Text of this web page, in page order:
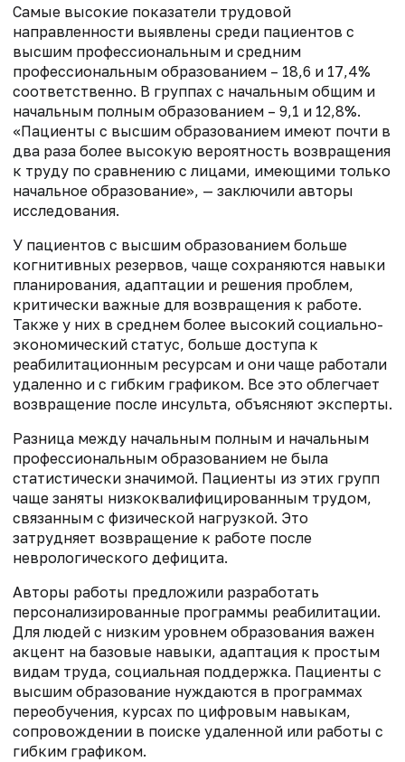
Самые высокие показатели трудовой
направленности выявлены среди пациентов с
высшим профессиональным и средним
профессиональным образованием – 18,6 и 17,4%
соответственно. В группах с начальным общим и
начальным полным образованием – 9,1 и 12,8%.
«Пациенты с высшим образованием имеют почти в
два раза более высокую вероятность возвращения
к труду по сравнению с лицами, имеющими только
начальное образование», — заключили авторы
исследования.
У пациентов с высшим образованием больше
когнитивных резервов, чаще сохраняются навыки
планирования, адаптации и решения проблем,
критически важные для возвращения к работе.
Также у них в среднем более высокий социально-
экономический статус, больше доступа к
реабилитационным ресурсам и они чаще работали
удаленно и с гибким графиком. Все это облегчает
возвращение после инсульта, объясняют эксперты.
Разница между начальным полным и начальным
профессиональным образованием не была
статистически значимой. Пациенты из этих групп
чаще заняты низкоквалифицированным трудом,
связанным с физической нагрузкой. Это
затрудняет возвращение к работе после
неврологического дефицита.
Авторы работы предложили разработать
персонализированные программы реабилитации.
Для людей с низким уровнем образования важен
акцент на базовые навыки, адаптация к простым
видам труда, социальная поддержка. Пациенты с
высшим образование нуждаются в программах
переобучения, курсах по цифровым навыкам,
сопровождении в поиске удаленной или работы с
гибким графиком.